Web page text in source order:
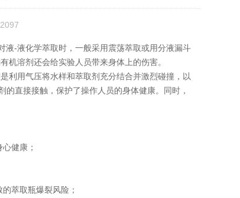
-液化学萃取时，一般采用震荡萃取或用分液漏斗
机溶剂还会给实验人员带来身体上的伤害。
用气压将水样和萃取剂充分结合并激烈碰撞，以
直接接触，保护了操作人员的身体健康。同时，
健康；
萃取瓶爆裂风险；